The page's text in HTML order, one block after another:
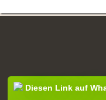
Diesen Link auf